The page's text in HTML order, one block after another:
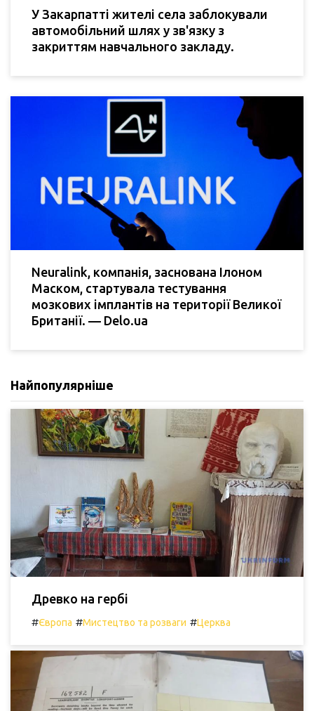
У Закарпатті жителі села заблокували
автомобільний шлях у зв'язку з
закриттям навчального закладу.
Neuralink, компанія, заснована Ілоном
Маском, стартувала тестування
мозкових імплантів на території Великої
Британії. — Delo.ua
Найпопулярніше
Древко на гербі
#Європа #Мистецтво та розваги #Церква